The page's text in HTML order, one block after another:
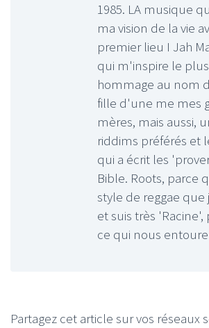
1985. LA musique
ma vision de la vie
premier lieu I Jah
qui m'inspire le
hommage au nom
fille d'une me mes
mères, mais aussi,
riddims préférés et
qui a écrit les
Bible. Roots, parce
style de reggae que
et suis très 'Racine',
ce qui nous entoure
Partagez cet article sur vos réseaux